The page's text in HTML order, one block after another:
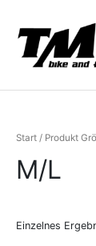
springen
Start / Produkt
M/L
Einzelnes